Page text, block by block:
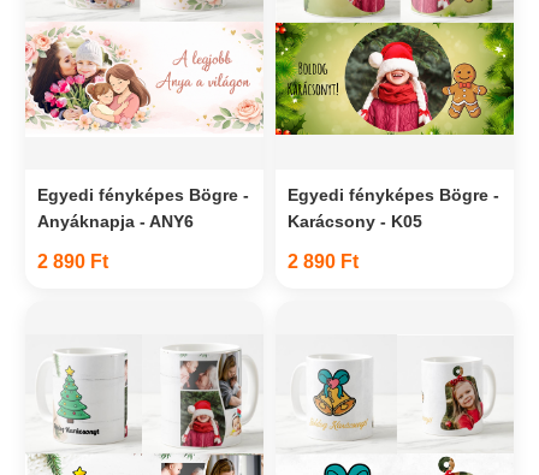
Egyedi fényképes Bögre -
Anyáknapja - ANY6
2 890 Ft
Egyedi fényképes Bögre -
Karácsony - K05
2 890 Ft